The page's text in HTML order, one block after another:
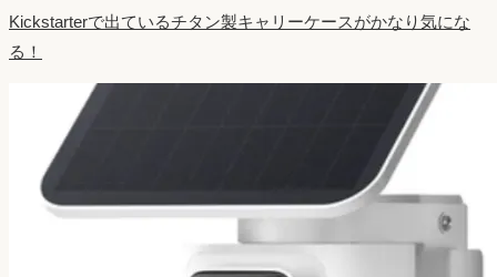
Kickstarterで出ているチタン製キャリーケースがかなり気にな
る！